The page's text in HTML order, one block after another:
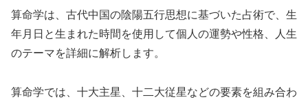
算命学は、古代中国の陰陽五行思想に基づいた占術で、生
年月日と生まれた時間を使用して個人の運勢や性格、人生
のテーマを詳細に解析します。
算命学では、十大主星、十二大従星などの要素を組み合わ